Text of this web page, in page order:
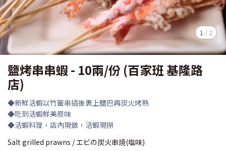
1 / 2
鹽烤串串蝦 - 10兩/份 (百家班 基隆路
店)
◆新鮮活蝦以竹籤串插後裹上鹽巴再炭火烤熟
◆吃到活蝦鮮美原味
◆活蝦料理，店內現做，活蝦現撈
Salt grilled prawns / エビの炭火串焼(塩味)